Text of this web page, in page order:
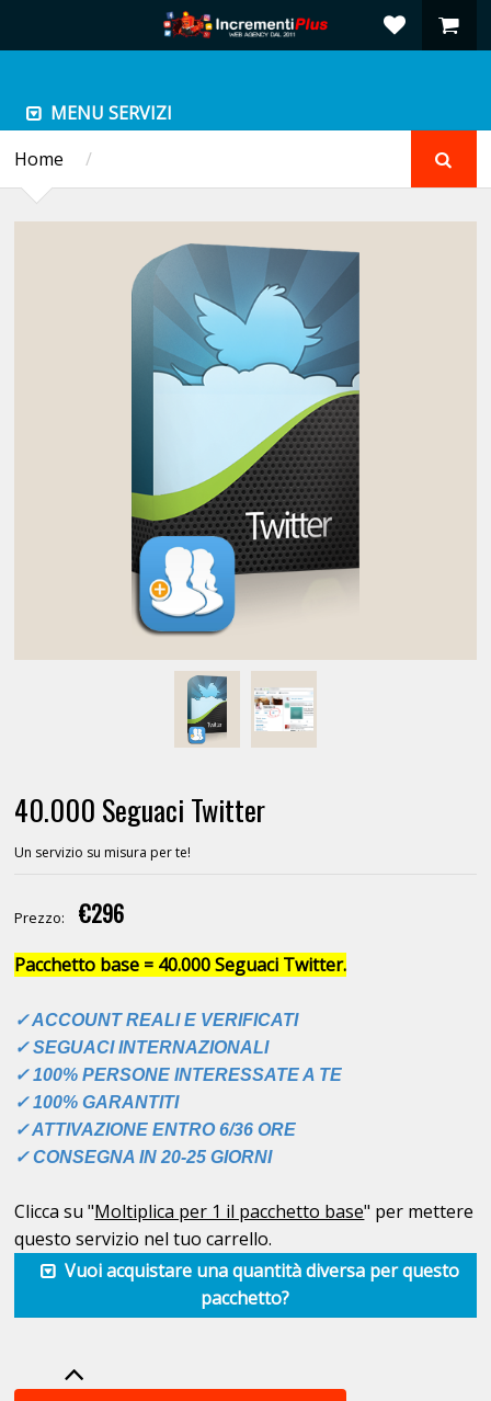
MENU SERVIZI
Home
/
40.000 Seguaci Twitter
Un servizio su misura per te!
Prezzo: €296
Pacchetto base = 40.000 Seguaci Twitter.
✓ ACCOUNT REALI E VERIFICATI
✓ SEGUACI INTERNAZIONALI
✓ 100% PERSONE INTERESSATE A TE
✓ 100% GARANTITI
✓ ATTIVAZIONE ENTRO 6/36 ORE
✓ CONSEGNA IN 20-25 GIORNI
Clicca su "Moltiplica per 1 il pacchetto base" per mettere
questo servizio nel tuo carrello.
Vuoi acquistare una quantità diversa per questo
pacchetto?